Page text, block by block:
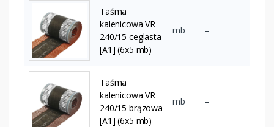
Taśma
kalenicowa VR
240/15 ceglasta
[A1] (6x5 mb)
mb –
Taśma
kalenicowa VR
240/15 brązowa
[A1] (6x5 mb)
mb –